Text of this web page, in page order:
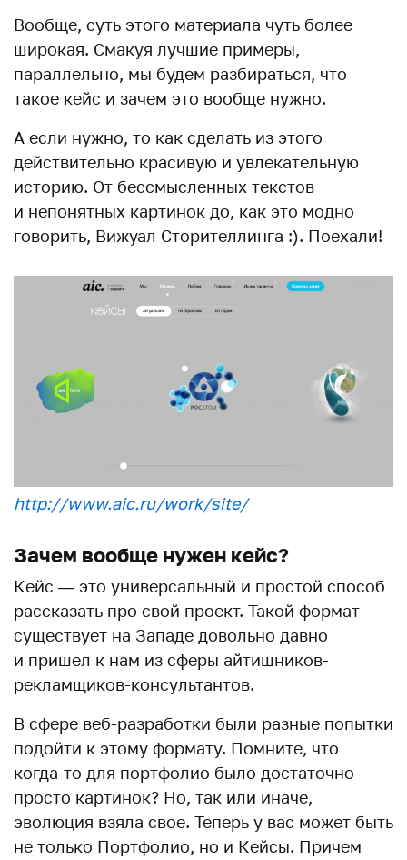
Вообще, суть этого материала чуть более
широкая. Смакуя лучшие примеры,
параллельно, мы будем разбираться, что
такое кейс и зачем это вообще нужно.
А если нужно, то как сделать из этого
действительно красивую и увлекательную
историю. От бессмысленных текстов
и непонятных картинок до, как это модно
говорить, Вижуал Сторителлинга :). Поехали!
http://www.aic.ru/work/site/
Зачем вообще нужен кейс?
Кейс — это универсальный и простой способ
рассказать про свой проект. Такой формат
существует на Западе довольно давно
и пришел к нам из сферы айтишников-
рекламщиков-консультантов.
В сфере веб-разработки были разные попытки
подойти к этому формату. Помните, что
когда-то для портфолио было достаточно
просто картинок? Но, так или иначе,
эволюция взяла свое. Теперь у вас может быть
не только Портфолио, но и Кейсы. Причем